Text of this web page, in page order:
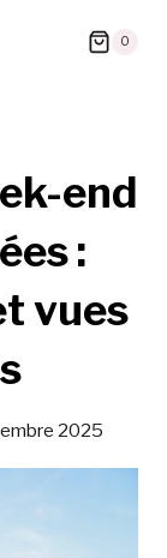
0
end
:
vues
2025